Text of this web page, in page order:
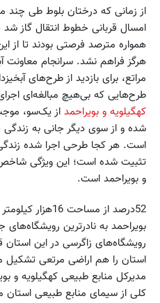
امسال قربانی خطوط انتقال گاز
همواره مترصد فرصتی بودند تا از
هرگز فراهم نشد. سرانجام معاونت
مراتع، برای بازدید از طرح‌های
طرح‌هایی که بی‌هیچ مبالغه‌ای
کهگیلویه و بویراحمد از یک‌سو،
شده و از سوی دیگر جانی به
است. هر کجا طرحی اجرا شده
تثبیت شده است؛ این ویژگی شاخص
و بویراحمد است.
52‌درصد از مساحت
بویراحمد به نادرترین
استان را هم اراضی مرتعی
مدیرکل منابع طبیعی کهگیلویه و
کلی از سیمای منابع طبیعی استان